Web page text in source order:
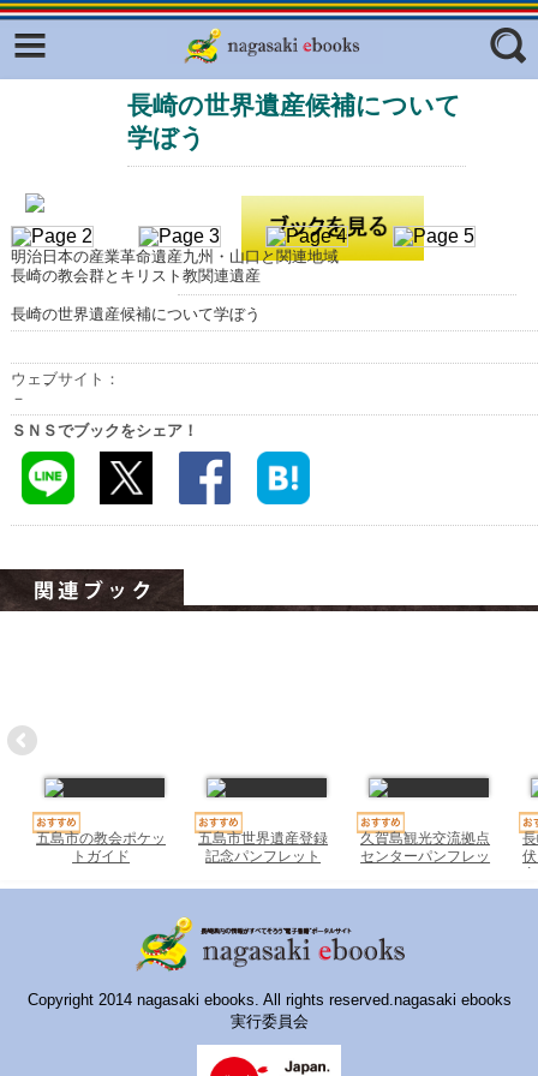
フリーワード
ジャンル
エリア
長崎の世界遺産候補について
学ぼう
明治日本の産業革命遺産九州・山口と関連地域
長崎の教会群とキリスト教関連遺産
長崎の世界遺産候補について学ぼう
ウェブサイト：
－
ＳＮＳでブックをシェア！
五島市の教会ポケッ
トガイド
五島市世界遺産登録
記念パンフレット
久賀島観光交流拠点
センターパンフレッ
Copyright 2014 nagasaki ebooks. All rights reserved.nagasaki ebooks
実行委員会
Facebook
ふくいろキラリプロジェクト
東京観光デジタルパンフレットギャ
ラリー（TOKYO Brochures）
はじめてご利用される方へ
コンテンツ
広報誌ナビ
明治日本の産業革命遺産
長崎と天草地方の潜伏キリシタン
大学・専門学校ナビ
小・中学校ナビ
おおむらebooks
みなみしまばらebooks
はさみebooks
ながさき市ebooks